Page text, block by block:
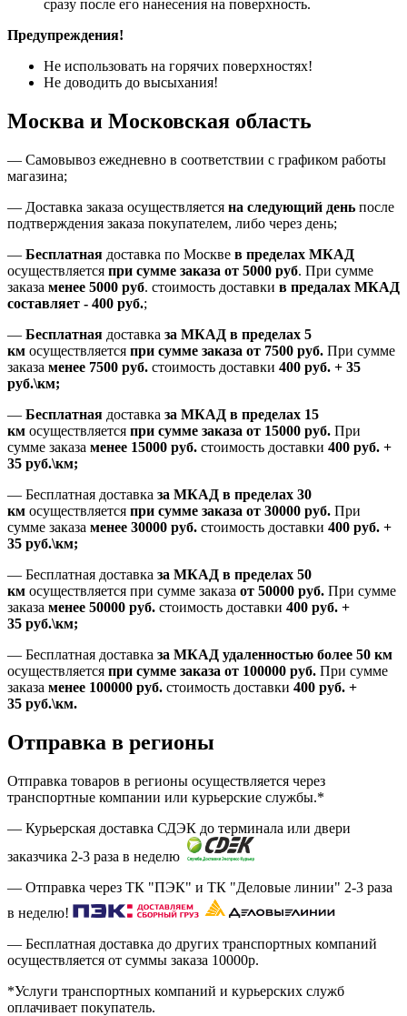
сразу после его нанесения на поверхность.
Предупреждения!
Не использовать на горячих поверхностях!
Не доводить до высыхания!
Москва и Московская область
— Самовывоз ежедневно в соответствии с графиком работы
магазина;
— Доставка заказа осуществляется на следующий день после
подтверждения заказа покупателем, либо через день;
— Бесплатная доставка по Москве в пределах МКАД
осуществляется при сумме заказа от 5000 руб. При сумме
заказа менее 5000 руб. стоимость доставки в предалах МКАД
составляет - 400 руб.;
— Бесплатная доставка за МКАД в пределах 5
км осуществляется при сумме заказа от 7500 руб. При сумме
заказа менее 7500 руб. стоимость доставки 400 руб. + 35
руб.\км;
— Бесплатная доставка за МКАД в пределах 15
км осуществляется при сумме заказа от 15000 руб. При
сумме заказа менее 15000 руб. стоимость доставки 400 руб. +
35 руб.\км;
— Бесплатная доставка за МКАД в пределах 30
км осуществляется при сумме заказа от 30000 руб. При
сумме заказа менее 30000 руб. стоимость доставки 400 руб. +
35 руб.\км;
— Бесплатная доставка за МКАД в пределах 50
км осуществляется при сумме заказа от 50000 руб. При сумме
заказа менее 50000 руб. стоимость доставки 400 руб. +
35 руб.\км;
— Бесплатная доставка за МКАД удаленностью более 50 км
осуществляется при сумме заказа от 100000 руб. При сумме
заказа менее 100000 руб. стоимость доставки 400 руб. +
35 руб.\км.
Отправка в регионы
Отправка товаров в регионы осуществляется через
транспортные компании или курьерские службы.*
— Курьерская доставка СДЭК до терминала или двери
заказчика 2-3 раза в неделю
— Отправка через ТК "ПЭК" и ТК "Деловые линии" 2-3 раза
в неделю!
— Бесплатная доставка до других транспортных компаний
осуществляется от суммы заказа 10000р.
*Услуги транспортных компаний и курьерских служб
оплачивает покупатель.